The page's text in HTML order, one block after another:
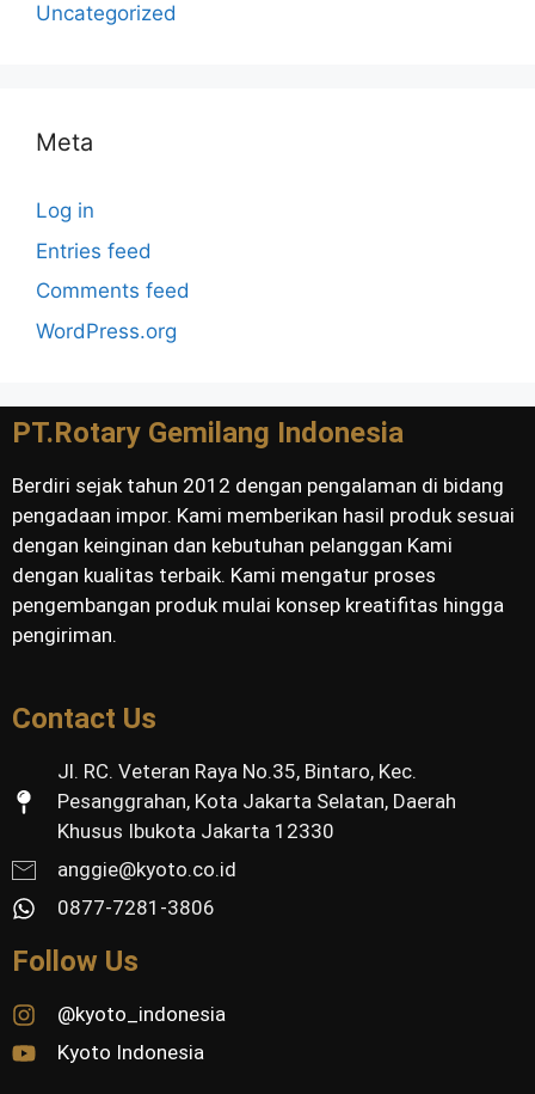
Uncategorized
Meta
Log in
Entries feed
Comments feed
WordPress.org
PT.Rotary Gemilang Indonesia
Berdiri sejak tahun 2012 dengan pengalaman di bidang
pengadaan impor. Kami memberikan hasil produk sesuai
dengan keinginan dan kebutuhan pelanggan Kami
dengan kualitas terbaik. Kami mengatur proses
pengembangan produk mulai konsep kreatifitas hingga
pengiriman.
Contact Us
Jl. RC. Veteran Raya No.35, Bintaro, Kec.
Pesanggrahan, Kota Jakarta Selatan, Daerah
Khusus Ibukota Jakarta 12330
anggie@kyoto.co.id
0877-7281-3806
Follow Us
@kyoto_indonesia
Kyoto Indonesia